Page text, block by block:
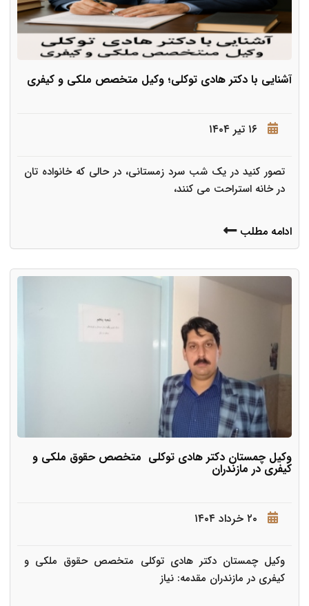
آشنایی با دکتر هادی توکلی؛ وکیل متخصص ملکی و کیفری
۱۶ تیر ۱۴۰۴
تصور کنید در یک شب سرد زمستانی، در حالی که خانواده تان
در خانه استراحت می کنند،
ادامه مطلب
وکیل چمستان دکتر هادی توکلی متخصص حقوق ملکی و
کیفری در مازندران
۲۰ خرداد ۱۴۰۴
وکیل چمستان دکتر هادی توکلی متخصص حقوق ملکی و
کیفری در مازندران مقدمه: نیاز